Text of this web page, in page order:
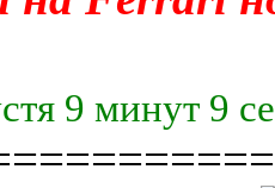
9 минут 9